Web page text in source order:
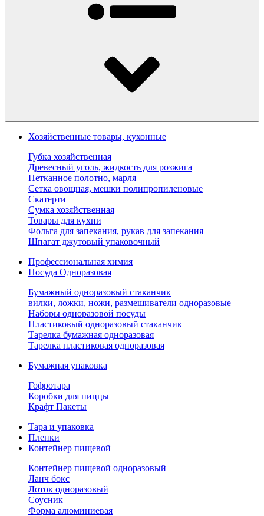
Хозяйственные товары, кухонные
Губка хозяйственная
Древесный уголь, жидкость для розжига
Нетканное полотно, марля
Сетка овощная, мешки полипропиленовые
Скатерти
Сумка хозяйственная
Товары для кухни
Фольга для запекания, рукав для запекания
Шпагат джутовый упаковочный
Профессиональная химия
Посуда Одноразовая
Бумажный одноразовый стаканчик
вилки, ложки, ножи, размешиватели одноразовые
Наборы одноразовой посуды
Пластиковый одноразовый стаканчик
Тарелка бумажная одноразовая
Тарелка пластиковая одноразовая
Бумажная упаковка
Гофротара
Коробки для пиццы
Крафт Пакеты
Тара и упаковка
Пленки
Контейнер пищевой
Контейнер пищевой одноразовый
Ланч бокс
Лоток одноразовый
Соусник
Форма алюминиевая